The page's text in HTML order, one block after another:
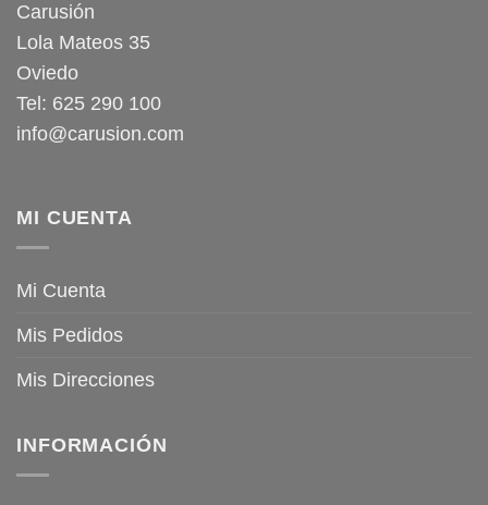
Carusión
Lola Mateos 35
Oviedo
Tel: 625 290 100
info@carusion.com
MI CUENTA
Mi Cuenta
Mis Pedidos
Mis Direcciones
INFORMACIÓN